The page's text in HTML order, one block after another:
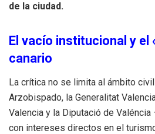
de la ciudad.
El vacío institucional y el
canario
La crítica no se limita al ámbito
Arzobispado, la Generalitat
Valencia y la Diputació de
con intereses directos en el